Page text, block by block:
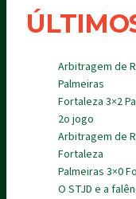
Arbitragem de
Palmeiras
Fortaleza 3×2
2o jogo
Arbitragem de
Fortaleza
Palmeiras 3×0
O STJD e a